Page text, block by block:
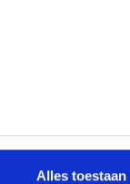
Alles toestaan